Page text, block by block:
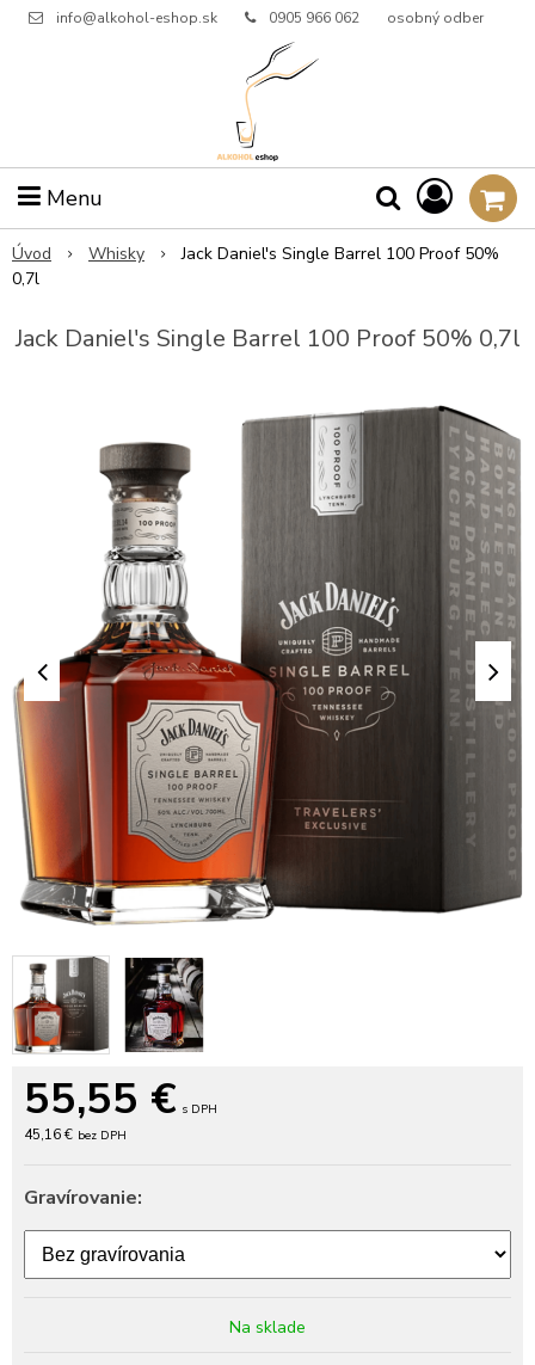
info@alkohol-eshop.sk 0905 966 062 osobný odber
Menu
Úvod Whisky
Jack Daniel's Single Barrel 100 Proof 50%
0,7l
Jack Daniel's Single Barrel 100 Proof 50% 0,7l
55,55 € s DPH
45,16 € bez DPH
Gravírovanie:
Na sklade